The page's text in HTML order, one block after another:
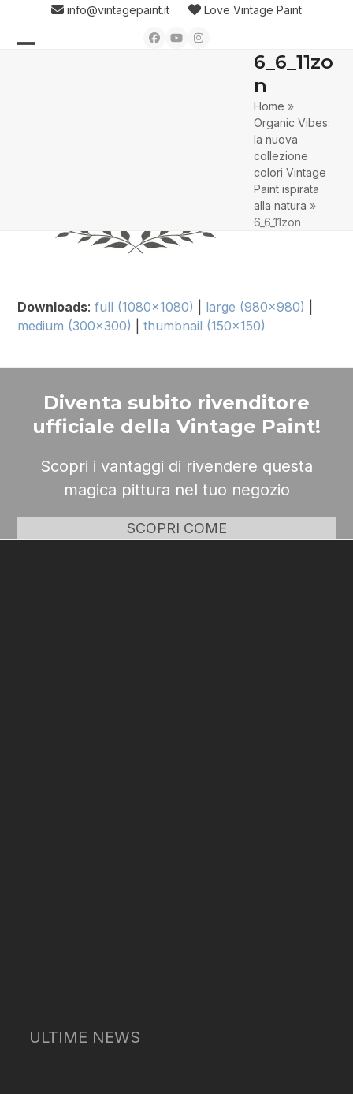
content
info@vintagepaint.it Love Vintage Paint
Facebook
YouTubeInstagram
6_6_11zo
n
Home »
Organic Vibes:
la nuova
collezione
colori Vintage
Paint ispirata
alla natura »
6_6_11zon
Downloads:full (1080x1080) large (980x980)
medium (300x300)
|thumbnail (150x150)
Diventa subito rivenditore
ufficiale della Vintage Paint!
Scopri i vantaggi di rivendere questa
magica pittura nel tuo negozio
SCOPRI COME
ULTIME NEWS